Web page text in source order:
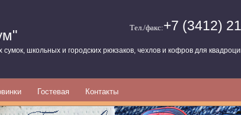
Тел./факс:+7 (3412)
школьных и городских рюкзаков, чехлов и кофров для
Гостевая Контакты